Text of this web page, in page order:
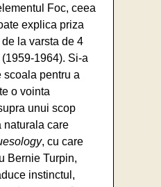
Foc, ceea
explica priza
la varsta de 4
1964). Si-a
scoala pentru a
o vointa
unui scop
naturala care
, cu care
Bernie Turpin,
instinctul,